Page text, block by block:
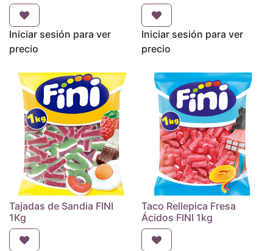
Iniciar sesión para ver
precio
Iniciar sesión para ver
precio
Tajadas de Sandia FINI
1Kg
Taco Rellepica Fresa
Ácidos FINI 1kg